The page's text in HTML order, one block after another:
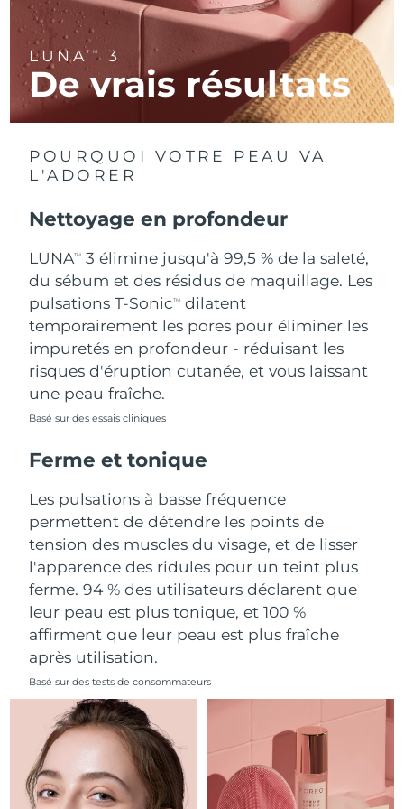
LUNATM 3
De vrais résultats
POURQUOI VOTRE PEAU VA
L'ADORER
Nettoyage en profondeur
LUNATM
3 élimine jusqu'à 99,5 % de la saleté,
du sébum et des résidus de maquillage. Les
pulsations T-SonicTM
dilatent
temporairement les pores pour éliminer les
impuretés en profondeur - réduisant les
risques d'éruption cutanée, et vous laissant
une peau fraîche.
Basé sur des essais cliniques
Ferme et tonique
Les pulsations à basse fréquence
permettent de détendre les points de
tension des muscles du visage, et de lisser
l'apparence des ridules pour un teint plus
ferme. 94 % des utilisateurs déclarent que
leur peau est plus tonique, et 100 %
affirment que leur peau est plus fraîche
après utilisation.
Basé sur des tests de consommateurs
R.A.S. chinoise de
Macao
Livraison estimée11/8/26
Malaisie Livraison estimée12/8/26
Malte
Monaco Livraison estimée
Pays-Bas Livraison estimée 9/8/26
Nouvelle-Zélande
Norvège Livraison estimée9/8/26
Oman
Portugal Livraison estimée
Porto Rico Livraison estimée11/8/26
Qatar Livraison estimée
La Réunion
Roumanie Livraison estimée9/8/26
Russie Livraison estimée
Arabie saoudite Livraison estimée